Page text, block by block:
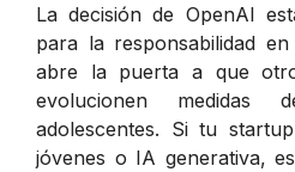
La decisión de OpenAI
para la responsabilidad
abre la puerta a que
evolucionen medidas
adolescentes. Si tu
jóvenes o IA generativa,